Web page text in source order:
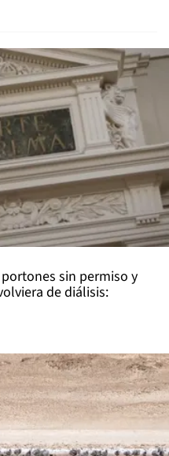
sin permiso y
de diálisis: